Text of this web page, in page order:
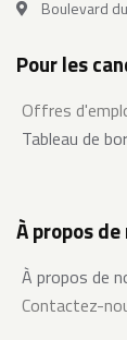
Boulevard
Pour les
Offres
Tableau de
À propos de
À propos de
Contactez-